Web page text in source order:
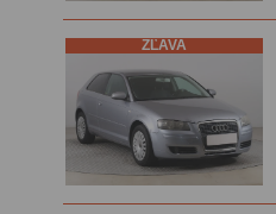
ZĽAVA